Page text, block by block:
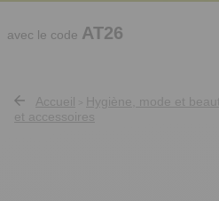
avec le code AT26
Accueil Hygiène, mode et
et accessoires